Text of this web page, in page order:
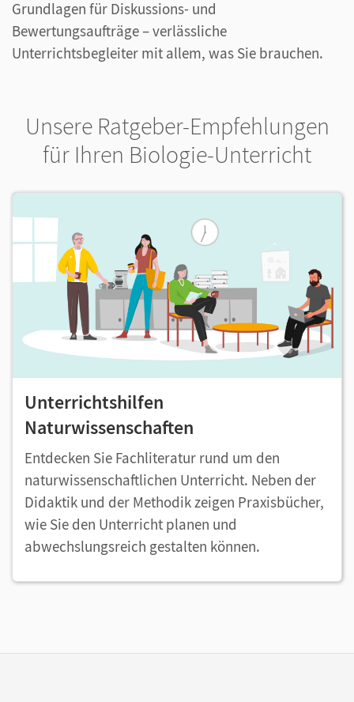
Grundlagen für Diskussions- und
Bewertungsaufträge – verlässliche
Unterrichtsbegleiter mit allem, was Sie brauchen.
Unsere Ratgeber-Empfehlungen
für Ihren Biologie-Unterricht
Unterrichtshilfen
Naturwissenschaften
Entdecken Sie Fachliteratur rund um den
naturwissenschaftlichen Unterricht. Neben der
Didaktik und der Methodik zeigen Praxisbücher,
wie Sie den Unterricht planen und
abwechslungsreich gestalten können.